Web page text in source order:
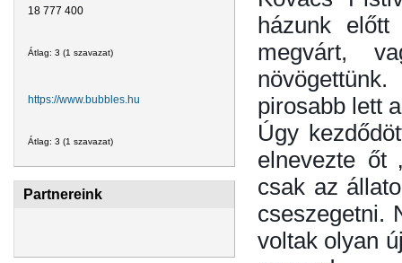
18 777 400
Átlag: 3 (1 szavazat)
https://www.bubbles.hu
Átlag: 3 (1 szavazat)
Partnereink
házunk
megvárt,
pirosabb lett
Úgy
elnevezte őt
csak az
cseszegetni.
voltak olyan